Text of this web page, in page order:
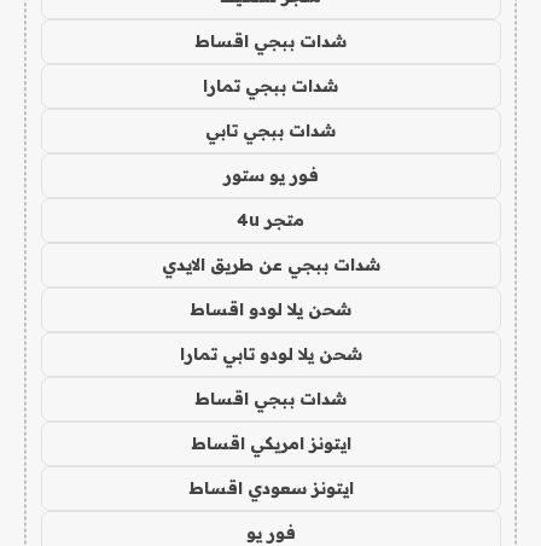
شدات ببجي اقساط
شدات ببجي تمارا
شدات ببجي تابي
فور يو ستور
متجر 4u
شدات ببجي عن طريق الايدي
شحن يلا لودو اقساط
شحن يلا لودو تابي تمارا
شدات ببجي اقساط
ايتونز امريكي اقساط
ايتونز سعودي اقساط
فور يو